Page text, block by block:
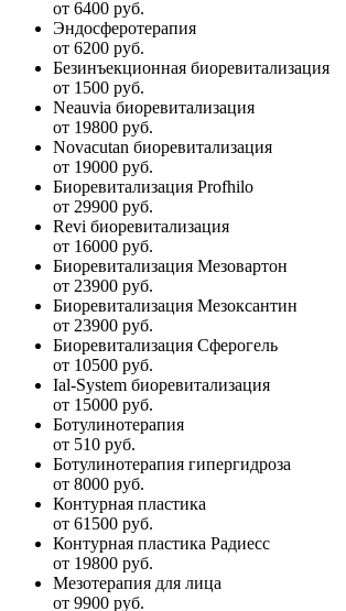
от 6400 руб.
Эндосферотерапия
от 6200 руб.
Безинъекционная биоревитализация
от 1500 руб.
Neauvia биоревитализация
от 19800 руб.
Novacutan биоревитализация
от 19000 руб.
Биоревитализация Profhilo
от 29900 руб.
Revi биоревитализация
от 16000 руб.
Биоревитализация Мезовартон
от 23900 руб.
Биоревитализация Мезоксантин
от 23900 руб.
Биоревитализация Сферогель
от 10500 руб.
Ial-System биоревитализация
от 15000 руб.
Ботулинотерапия
от 510 руб.
Ботулинотерапия гипергидроза
от 8000 руб.
Контурная пластика
от 61500 руб.
Контурная пластика Радиесс
от 19800 руб.
Мезотерапия для лица
от 9900 руб.